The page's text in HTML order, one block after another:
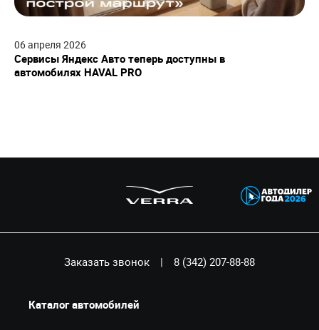
06апреля 2026
Сервисы Яндекс Авто теперь доступны в
автомобилях HAVAL PRO
Заказать звонок | 8 (342) 207-88-88
Каталог автомобилей